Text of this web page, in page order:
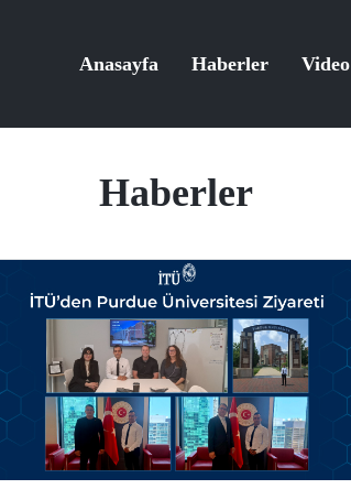
Anasayfa Haberler Video
Haberler